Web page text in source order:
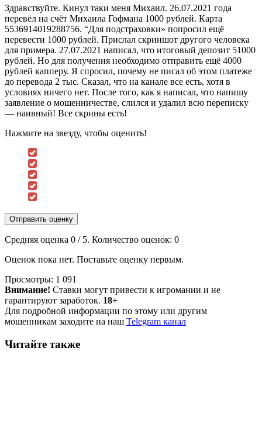
Здравствуйте. Кинул таки меня Михаил. 26.07.2021 года
перевёл на счёт Михаила Гофмана 1000 рублей. Карта
5536914019288756. “Для подстраховки» попросил ещё
перевести 1000 рублей. Прислал скриншот другого человека
для примера. 27.07.2021 написал, что итоговый депозит 51000
рублей. Но для получения необходимо отправить ещё 4000
рублей капперу. Я спросил, почему не писал об этом платеже
до перевода 2 тыс. Сказал, что на канале все есть, хотя в
условиях ничего нет. После того, как я написал, что напишу
заявление о мошенничестве, слился и удалил всю переписку
— наивный! Все скрины есть!
Нажмите на звезду, чтобы оценить!
Отправить оценку
Средняя оценка 0 / 5. Количество оценок: 0
Оценок пока нет. Поставьте оценку первым.
Просмотры: 1 091
Внимание! Ставки могут привести к игромании и не
гарантируют заработок. 18+
Для подробной информации по этому или другим
мошенникам заходите на наш Telegram канал
Читайте также